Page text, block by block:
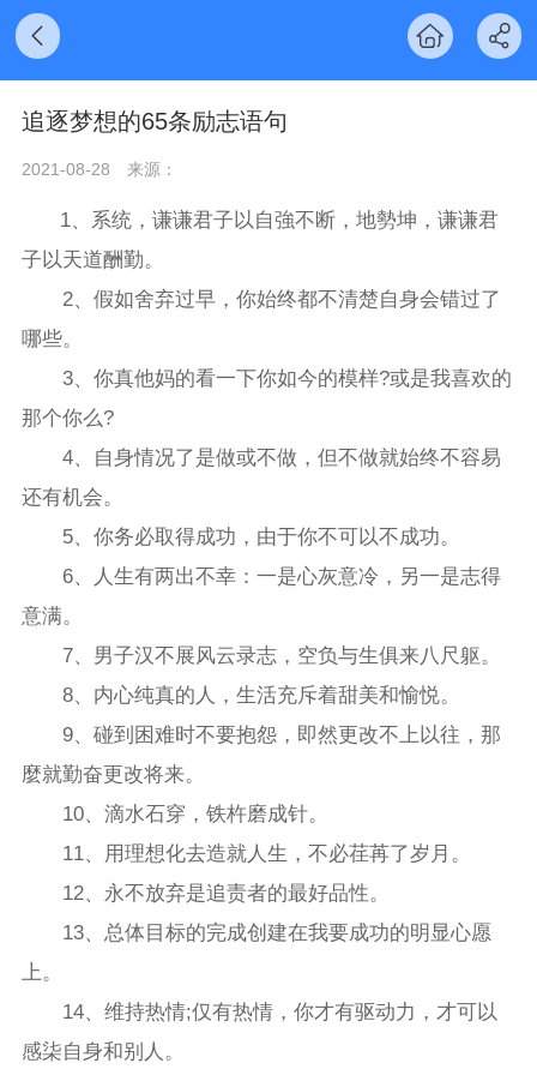
追逐梦想的65条励志语句
2021-08-28 来源：
1、系统，谦谦君子以自強不断，地勢坤，谦谦君
子以天道酬勤。
2、假如舍弃过早，你始终都不清楚自身会错过了
哪些。
3、你真他妈的看一下你如今的模样?或是我喜欢的
那个你么?
4、自身情况了是做或不做，但不做就始终不容易
还有机会。
5、你务必取得成功，由于你不可以不成功。
6、人生有两出不幸：一是心灰意冷，另一是志得
意满。
7、男子汉不展风云录志，空负与生俱来八尺躯。
8、内心纯真的人，生活充斥着甜美和愉悦。
9、碰到困难时不要抱怨，即然更改不上以往，那
麼就勤奋更改将来。
10、滴水石穿，铁杵磨成针。
11、用理想化去造就人生，不必荏苒了岁月。
12、永不放弃是追责者的最好品性。
13、总体目标的完成创建在我要成功的明显心愿
上。
14、维持热情;仅有热情，你才有驱动力，才可以
感柒自身和别人。